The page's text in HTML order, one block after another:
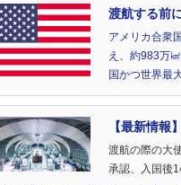
渡航する前
アメリカ合衆
え、約983万
国かつ世界最
【最新情報
渡航の際の大
承認、入国後